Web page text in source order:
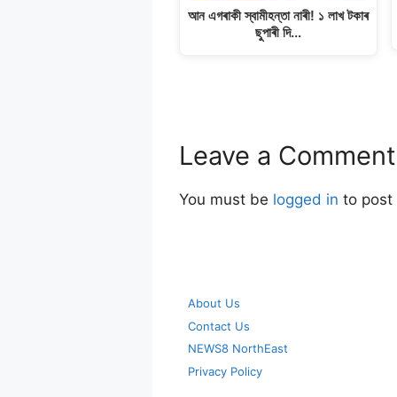
আন এগৰাকী স্বামীহন্তা নাৰী! ১ লাখ টকাৰ
ছুপাৰী দি…
Leave a Comment
You must be logged in to post
About Us
Contact Us
NEWS8 NorthEast
Privacy Policy